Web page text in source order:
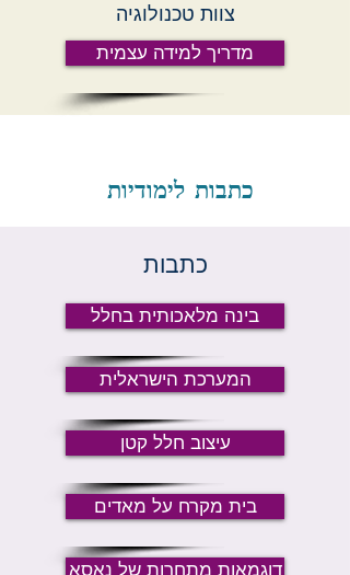
צוות טכנולוגיה
מדריך למידה עצמית
כתבות לימודיות
כתבות
בינה מלאכותית בחלל
המערכת הישראלית
עיצוב חלל קטן
בית מקרח על מאדים
דוגמאות מתחרות של נאסא